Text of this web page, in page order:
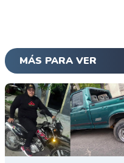
MÁS PARA VER